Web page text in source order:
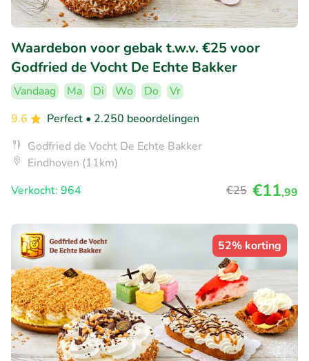
Waardebon voor gebak t.w.v. €25 voor
Godfried de Vocht De Echte Bakker
Vandaag Ma Di Wo Do
Vr
9.6
Perfect • 2.250 beoordelingen
Godfried de Vocht De Echte Bakker
Eindhoven (11km)
Verkocht: 964
€25 €11,99
52% korting